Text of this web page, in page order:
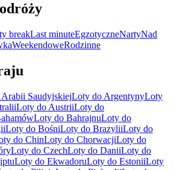
breakLast minuteEgzotyczneNartyNad
WeekendoweRodzinne
SaudyjskiejLoty do ArgentynyLoty
Loty do AustriiLoty do
Loty do BahrajnuLoty do
Loty do BośniLoty do BrazyliiLoty do
do ChinLoty do ChorwacjiLoty do
Loty do CzechLoty do DaniiLoty do
Loty do EkwadoruLoty do EstoniiLoty